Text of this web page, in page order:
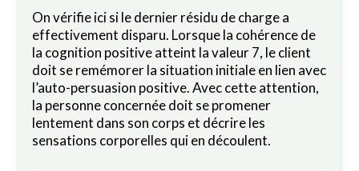
On vérifie ici si le dernier résidu de charge a
effectivement disparu. Lorsque la cohérence de
la cognition positive atteint la valeur 7, le client
doit se remémorer la situation initiale en lien avec
l’auto-persuasion positive. Avec cette attention,
la personne concernée doit se promener
lentement dans son corps et décrire les
sensations corporelles qui en découlent.